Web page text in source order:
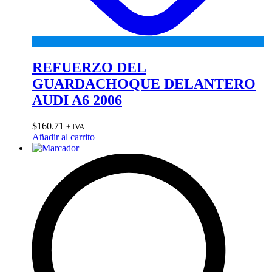
REFUERZO DEL
GUARDACHOQUE DELANTERO
AUDI A6 2006
$160.71 + IVA
Añadir al carrito